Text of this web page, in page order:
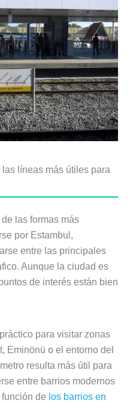
líneas más útiles para
las formas más
por Estambul,
entre las principales
Aunque la ciudad es
de interés están bien
para visitar zonas
Eminönü o el entorno del
resulta más útil para
entre barrios modernos
de los barrios en